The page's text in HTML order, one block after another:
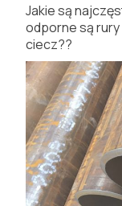
Jakie są
odporne są
ciecz??